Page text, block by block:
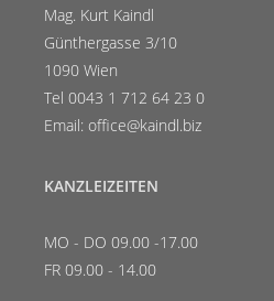
Mag. Kurt Kaindl
Günthergasse 3/10
1090 Wien
Tel 0043 1 712 64 23 0
Email: office@kaindl.biz
KANZLEIZEITEN
MO - DO 09.00 -17.00
FR 09.00 - 14.00